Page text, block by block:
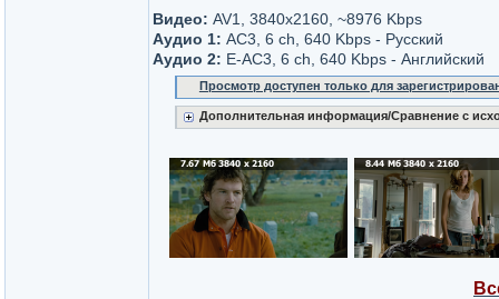
Видео: AV1, 3840x2160, ~8976 Kbps
Аудио 1: AC3, 6 ch, 640 Kbps - Русский
Аудио 2: E-AC3, 6 ch, 640 Kbps - Английский
Просмотр доступен только для
Дополнительная информация/Сравнение с